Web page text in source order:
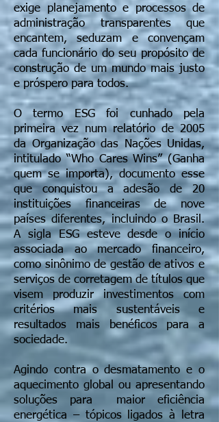
exige planejamento e processos de
administração transparentes que
encantem, seduzam e convençam
cada funcionário do seu propósito de
construção de um mundo mais justo
e próspero para todos.
O termo ESG foi cunhado pela
primeira vez num relatório de 2005
da Organização das Nações Unidas,
intitulado “Who Cares Wins” (Ganha
quem se importa), documento esse
que conquistou a adesão de 20
instituições financeiras de nove
países diferentes, incluindo o Brasil.
A sigla ESG esteve desde o início
associada ao mercado financeiro,
como sinônimo de gestão de ativos e
serviços de corretagem de títulos que
visem produzir investimentos com
critérios mais sustentáveis e
resultados mais benéficos para a
sociedade.
Agindo contra o desmatamento e o
aquecimento global ou apresentando
soluções para maior eficiência
energética – tópicos ligados à letra